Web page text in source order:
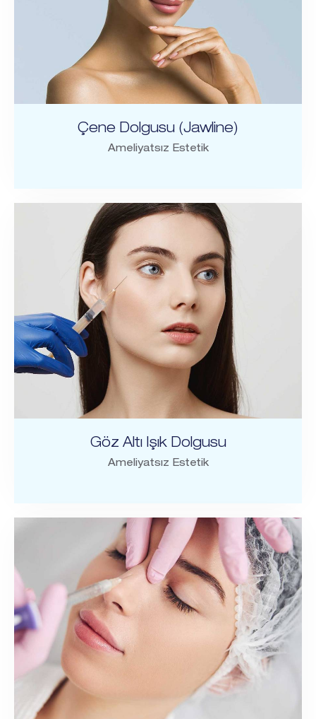
Çene Dolgusu (Jawline)
Ameliyatsız Estetik
Göz Altı Işık Dolgusu
Ameliyatsız Estetik